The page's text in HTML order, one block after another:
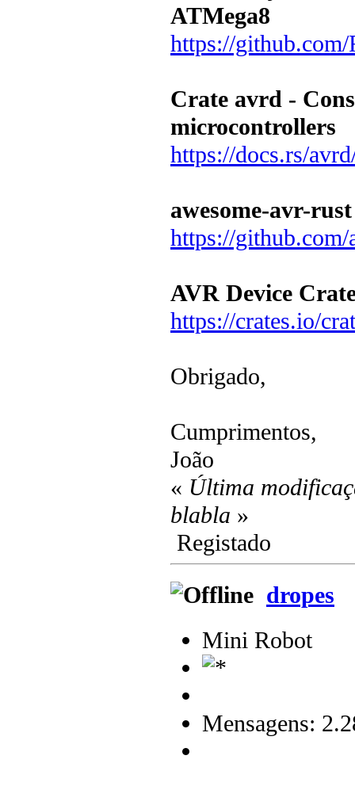
ATMega8
https://
Crate avrd -
microcontrollers
https://docs.rs/
awesome-avr-rust
https://github.com/
AVR Device
https://crates.io/
Obrigado,
Cumprimentos,
João
« Última
blabla »
Registado
dropes
Mini Robot
Mensagens: